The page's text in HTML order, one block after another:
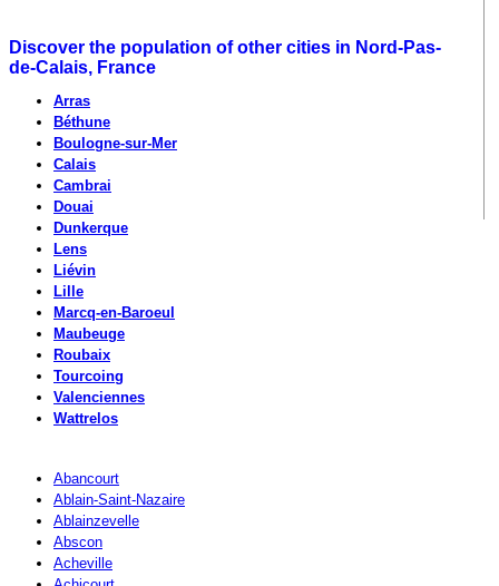
Discover the population of other cities in Nord-Pas-
de-Calais, France
Arras
Béthune
Boulogne-sur-Mer
Calais
Cambrai
Douai
Dunkerque
Lens
Liévin
Lille
Marcq-en-Baroeul
Maubeuge
Roubaix
Tourcoing
Valenciennes
Wattrelos
Abancourt
Ablain-Saint-Nazaire
Ablainzevelle
Abscon
Acheville